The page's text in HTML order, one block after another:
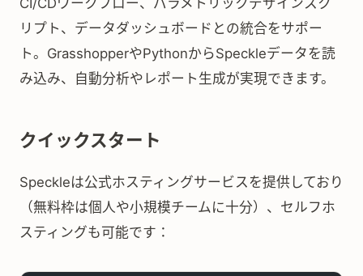
CI/CDワークフロー、パラメトリックデザインスク
リプト、データダッシュボードとの統合をサポー
ト。GrasshopperやPythonからSpeckleデータを読
み込み、自動分析やレポート生成が実現できます。
クイックスタート
Speckleは公式ホスティングサービスを提供しており
（無料枠は個人や小規模チームに十分）、セルフホ
スティングも可能です：